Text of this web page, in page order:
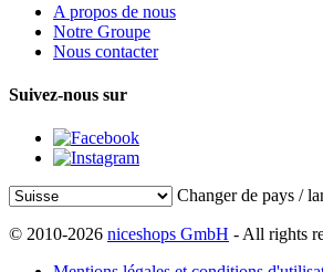
A propos de nous
Notre Groupe
Nous contacter
Suivez-nous sur
Changer de pays /
© 2010-2026 niceshops GmbH - All rights